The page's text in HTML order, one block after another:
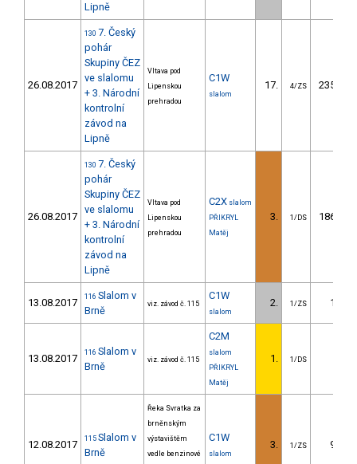
Lipně
26.08.2017
130 7. Český
pohár
Skupiny ČEZ
ve slalomu
+ 3. Národní
kontrolní
závod na
Lipně
Vltava pod
Lipenskou
prehradou
C1W
slalom
17. 4/ZS 235.77
26.08.2017
130 7. Český
pohár
Skupiny ČEZ
ve slalomu
+ 3. Národní
kontrolní
závod na
Lipně
Vltava pod
Lipenskou
prehradou
C2X slalom
PŘIKRYL
Matěj
3. 1/DS 186.27
13.08.2017 116 Slalom v
Brně
viz. závod č. 115
C1W
slalom
2. 1/ZS 1.40
13.08.2017 116 Slalom v
Brně
viz. závod č. 115
C2M
slalom
PŘIKRYL
Matěj
1. 1/DS
12.08.2017 115 Slalom v
Brně
Řeka Svratka za
brněnským
výstavištěm
vedle benzinové
C1W
slalom
3. 1/ZS 9.20